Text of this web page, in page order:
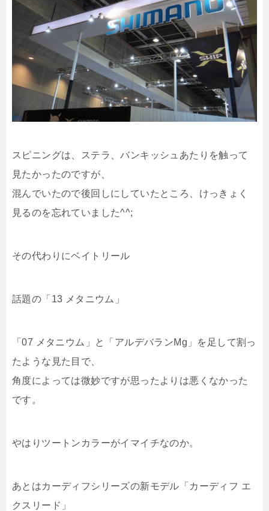
スピニングは、ステラ、バンキッシュあたりを触って
見たかったのですが、
混んでいたので後回しにしていたところ、けっきょく
見るのを忘れていました^^;
その代わりにベイトリール
話題の「13 メタニウム」
「07 メタニウム」と「アルデバランMg」を足して割っ
たような見た目で、
角度によっては微妙ですが思ったよりは悪くなかった
です。
やはりツートンカラーがイマイチなのか。
あとはカーディフシリーズの新モデル「カーディフ エ
クスリード」